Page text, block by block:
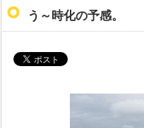
う～時化の予感。